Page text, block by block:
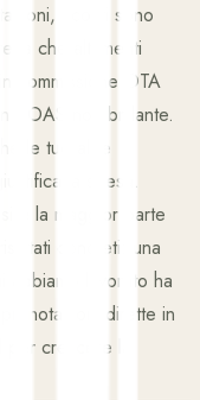
i conti sono
che altrimenti
commissione OTA
ROAS non brillante.
le tue altre
la spesa.
è la maggior parte
concreti: una
abbiamo lavorato ha
dirette in
crescere la